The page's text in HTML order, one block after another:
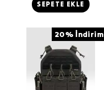
SEPETE EKLE
20% İndirim